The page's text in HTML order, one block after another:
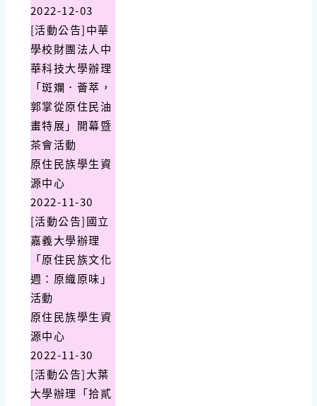
2022-12-03
[活動公告]中華
學校財團法人中
華科技大學辦理
「斑斕．薈萃，
郭掌從原住民油
畫特展」開幕暨
茶會活動
原住民族學生資
源中心
2022-11-30
[活動公告]國立
嘉義大學辦理
「原住民族文化
週：原織原味」
活動
原住民族學生資
源中心
2022-11-30
[活動公告]大葉
大學辦理「拾貳